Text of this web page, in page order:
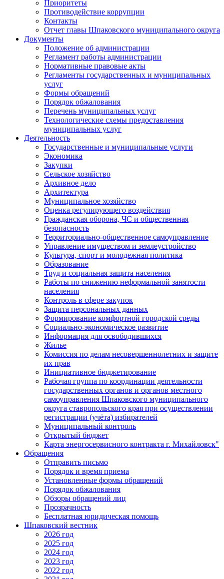
Приоритеты
Противодействие коррупции
Контакты
Отчет главы Шпаковского муниципального округа
Документы
Положение об администрации
Регламент работы администрации
Нормативные правовые акты
Регламенты государственных и муниципальных
услуг
Формы обращений
Порядок обжалования
Перечень муниципальных услуг
Технологические схемы предоставления
муниципальных услуг
Деятельность
Государственные и муниципальные услуги
Экономика
Закупки
Сельское хозяйство
Архивное дело
Архитектура
Муниципальное хозяйство
Оценка регулирующего воздействия
Гражданская оборона, ЧС и общественная
безопасность
Территориально-общественное самоуправление
Управление имуществом и землеустройство
Культура, спорт и молодежная политика
Образование
Труд и социальная защита населения
Работы по снижению неформальной занятости
населения
Контроль в сфере закупок
Защита персональных данных
Формирование комфортной городской среды
Социально-экономическое развитие
Информация для освободившихся
Жилье
Комиссия по делам несовершеннолетних и защите
их прав
Инициативное бюджетирование
Рабочая группа по координации деятельности
государственных органов и органов местного
самоуправления Шпаковского муниципального
округа ставропольского края при осуществлении
регистрации (учёта) избирателей
Муниципальный контроль
Открытый бюджет
Карта энергосервисного контракта г. Михайловск"
Обращения
Отправить письмо
Порядок и время приема
Установленные формы обращений
Порядок обжалования
Обзоры обращений лиц
Прозрачность
Бесплатная юридическая помощь
Шпаковский вестник
2026 год
2025 год
2024 год
2023 год
2022 год